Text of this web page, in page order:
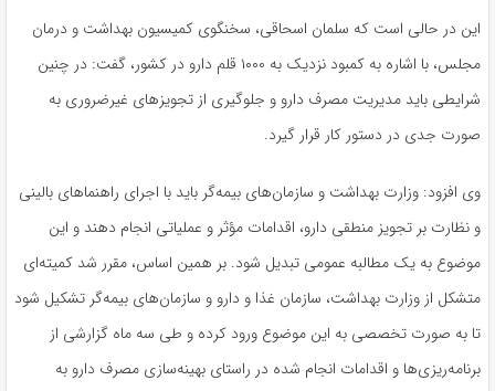
این در حالی است که سلمان اسحاقی، سخنگوی کمیسیون بهداشت و درمان
مجلس، با اشاره به کمبود نزدیک به ۱۰۰۰ قلم دارو در کشور، گفت: در چنین
شرایطی باید مدیریت مصرف دارو و جلوگیری از تجویزهای غیرضروری به
صورت جدی در دستور کار قرار گیرد.
وی افزود: وزارت بهداشت و سازمان‌های بیمه‌گر باید با اجرای راهنماهای بالینی
و نظارت بر تجویز منطقی دارو، اقدامات مؤثر و عملیاتی انجام دهند و این
موضوع به یک مطالبه عمومی تبدیل شود. بر همین اساس، مقرر شد کمیته‌ای
متشکل از وزارت بهداشت، سازمان غذا و دارو و سازمان‌های بیمه‌گر تشکیل شود
تا به صورت تخصصی به این موضوع ورود کرده و طی سه ماه گزارشی از
برنامه‌ریزی‌ها و اقدامات انجام شده در راستای بهینه‌سازی مصرف دارو به